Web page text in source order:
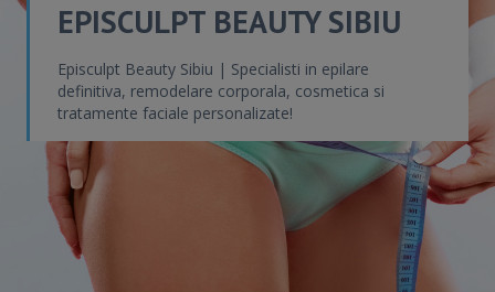
EPISCULPT BEAUTY SIBIU
Episculpt Beauty Sibiu | Specialisti in epilare
definitiva, remodelare corporala, cosmetica si
tratamente faciale personalizate!